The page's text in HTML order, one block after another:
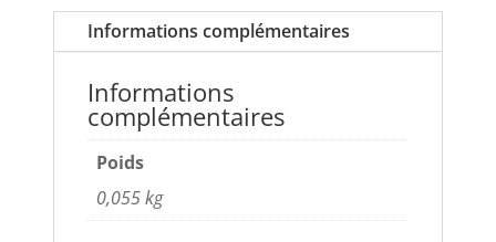
Informations complémentaires
Informations
complémentaires
Poids
0,055 kg